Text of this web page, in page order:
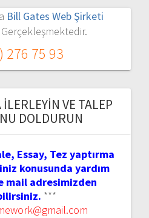
Bill Gates Web Şirketi
276 75 93
İLERLEYIN VE TALEP
DOLDURUN
Essay, Tez yaptırma
konusunda yardım
mail adresimizden
***